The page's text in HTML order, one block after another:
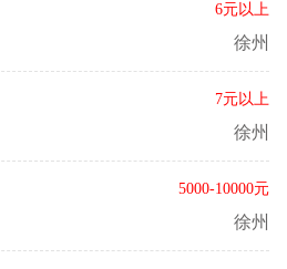
6元以上
徐州
7元以上
徐州
5000-10000元
徐州